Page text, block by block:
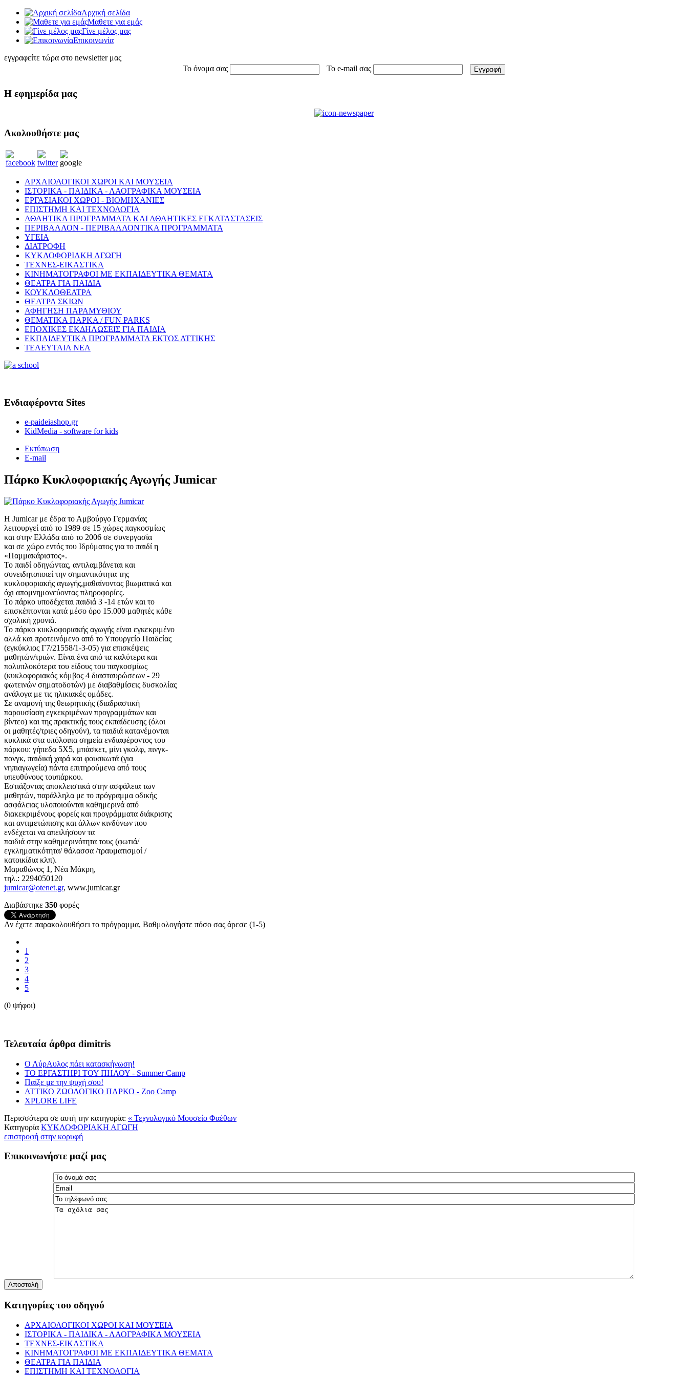
Αρχική σελίδα
Μαθετε για εμάς
Γίνε μέλος μας
Eπικοινωνία
εγγραφείτε τώρα στο newsletter μας
Το όνομα σας
Το e-mail σας
Η εφημερίδα μας
Ακολουθήστε μας
ΑΡΧΑΙΟΛΟΓΙΚΟΙ ΧΩΡΟΙ ΚΑΙ ΜΟΥΣΕΙΑ
ΙΣΤΟΡΙΚΑ - ΠΑΙΔΙΚΑ - ΛΑΟΓΡΑΦΙΚΑ ΜΟΥΣΕΙΑ
ΕΡΓΑΣΙΑΚΟΙ ΧΩΡΟΙ - ΒΙΟΜΗΧΑΝΙΕΣ
ΕΠΙΣΤΗΜΗ ΚΑΙ ΤΕΧΝΟΛΟΓΙΑ
ΑΘΛΗΤΙΚΑ ΠΡΟΓΡΑΜΜΑΤΑ ΚΑΙ ΑΘΛΗΤΙΚΕΣ ΕΓΚΑΤΑΣΤΑΣΕΙΣ
ΠΕΡΙΒΑΛΛΟΝ - ΠΕΡΙΒΑΛΛΟΝΤΙΚΑ ΠΡΟΓΡΑΜΜΑΤΑ
ΥΓΕΙΑ
ΔΙΑΤΡΟΦΗ
ΚΥΚΛΟΦΟΡΙΑΚΗ ΑΓΩΓΗ
ΤΕΧΝΕΣ-ΕΙΚΑΣΤΙΚΑ
ΚΙΝΗΜΑΤΟΓΡΑΦΟΙ ΜΕ ΕΚΠΑΙΔΕΥΤΙΚΑ ΘΕΜΑΤΑ
ΘΕΑΤΡΑ ΓΙΑ ΠΑΙΔΙΑ
ΚΟΥΚΛΟΘΕΑΤΡΑ
ΘΕΑΤΡΑ ΣΚΙΩΝ
ΑΦΗΓΗΣΗ ΠΑΡΑΜΥΘΙΟΥ
ΘΕΜΑΤΙΚΑ ΠΑΡΚΑ / FUN PARKS
ΕΠΟΧΙΚΕΣ ΕΚΔΗΛΩΣΕΙΣ ΓΙΑ ΠΑΙΔΙΑ
ΕΚΠΑΙΔΕΥΤΙΚΑ ΠΡΟΓΡΑΜΜΑΤΑ ΕΚΤΟΣ ΑΤΤΙΚΗΣ
ΤΕΛΕΥΤΑΙΑ ΝΕΑ
Ενδιαφέροντα Sites
e-paideiashop.gr
KidMedia - software for kids
Εκτύπωση
E-mail
Πάρκο Κυκλοφοριακής Αγωγής Jumicar
Η Jumicar με έδρα το Αμβούργο Γερμανίας
λειτουργεί από το 1989 σε 15 χώρες παγκοσμίως
και στην Ελλάδα από το 2006 σε συνεργασία
και σε χώρο εντός του Ιδρύματος για το παιδί η
«Παμμακάριστος».
Το παιδί οδηγώντας, αντιλαμβάνεται και
συνειδητοποιεί την σημαντικότητα της
κυκλοφοριακής αγωγής,μαθαίνοντας βιωματικά και
όχι απομνημονεύοντας πληροφορίες.
Το πάρκο υποδέχεται παιδιά 3 -14 ετών και το
επισκέπτονται κατά μέσο όρο 15.000 μαθητές κάθε
σχολική χρονιά.
Το πάρκο κυκλοφοριακής αγωγής είναι εγκεκριμένο
αλλά και προτεινόμενο από το Υπουργείο Παιδείας
(εγκύκλιος Γ7/21558/1-3-05) για επισκέψεις
μαθητών/τριών. Είναι ένα από τα καλύτερα και
πολυπλοκότερα του είδους του παγκοσμίως
(κυκλοφοριακός κόμβος 4 διασταυρώσεων - 29
φωτεινών σηματοδοτών) με διαβαθμίσεις δυσκολίας
ανάλογα με τις ηλικιακές ομάδες.
Σε αναμονή της θεωρητικής (διαδραστική
παρουσίαση εγκεκριμένων προγραμμάτων και
βίντεο) και της πρακτικής τους εκπαίδευσης (όλοι
οι μαθητές/τριες οδηγούν), τα παιδιά κατανέμονται
κυκλικά στα υπόλοιπα σημεία ενδιαφέροντος του
πάρκου: γήπεδα 5Χ5, μπάσκετ, μίνι γκολφ, πινγκ-
πονγκ, παιδική χαρά και φουσκωτά (για
νηπιαγωγεία) πάντα επιτηρούμενα από τους
υπευθύνους τουπάρκου.
Εστιάζοντας αποκλειστικά στην ασφάλεια των
μαθητών, παράλληλα με το πρόγραμμα οδικής
ασφάλειας υλοποιούνται καθημερινά από
διακεκριμένους φορείς και προγράμματα διάκρισης
και αντιμετώπισης και άλλων κινδύνων που
ενδέχεται να απειλήσουν τα
παιδιά στην καθημερινότητα τους (φωτιά/
εγκληματικότητα/ θάλασσα /τραυματισμοί /
κατοικίδια κλπ).
Μαραθώνος 1, Νέα Μάκρη,
τηλ.: 2294050120
jumicar@otenet.gr, www.jumicar.gr
Διαβάστηκε 350 φορές
Αν έχετε παρακολουθήσει το πρόγραμμα, Βαθμολογήστε πόσο σας άρεσε (1-5)
1
2
3
4
5
(0 ψήφοι)
Τελευταία άρθρα dimitris
Ο ΛύρΑυλος πάει κατασκήνωση!
ΤΟ ΕΡΓΑΣΤΗΡΙ ΤΟΥ ΠΗΛΟΥ - Summer Camp
Παίξε με την ψυχή σου!
ΑΤΤΙΚΟ ΖΩΟΛΟΓΙΚΟ ΠΑΡΚΟ - Ζοο Camp
XPLORE LIFE
Περισσότερα σε αυτή την κατηγορία: « Τεχνολογικό Μουσείο Φαέθων
Κατηγορία ΚΥΚΛΟΦΟΡΙΑΚΗ ΑΓΩΓΗ
επιστροφή στην κορυφή
Επικοινωνήστε μαζί μας
Αποστολή
Κατηγορίες του οδηγού
ΑΡΧΑΙΟΛΟΓΙΚΟΙ ΧΩΡΟΙ ΚΑΙ ΜΟΥΣΕΙΑ
ΙΣΤΟΡΙΚΑ - ΠΑΙΔΙΚΑ - ΛΑΟΓΡΑΦΙΚΑ ΜΟΥΣΕΙΑ
ΤΕΧΝΕΣ-ΕΙΚΑΣΤΙΚΑ
ΚΙΝΗΜΑΤΟΓΡΑΦΟΙ ΜΕ ΕΚΠΑΙΔΕΥΤΙΚΑ ΘΕΜΑΤΑ
ΘΕΑΤΡΑ ΓΙΑ ΠΑΙΔΙΑ
ΕΠΙΣΤΗΜΗ ΚΑΙ ΤΕΧΝΟΛΟΓΙΑ